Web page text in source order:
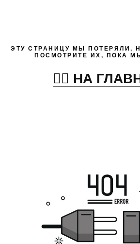
ЭТУ СТРАНИЦУ МЫ ПОТЕРЯЛИ,
ПОСМОТРИТЕ ИХ, ПОКА
👉🏻 НА